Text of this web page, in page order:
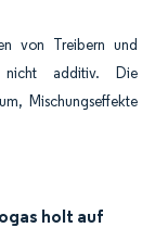
von Treibern und
nicht additiv. Die
Mischungseffekte
holt auf